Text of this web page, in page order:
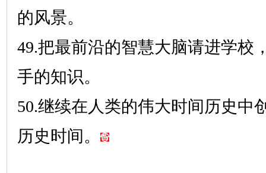
的风景。
49.把最前沿的智慧大脑请进学校
手的知识。
50.继续在人类的伟大时间历史中
历史时间。